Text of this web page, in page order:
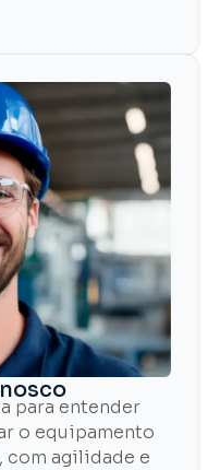
para entender
o equipamento
com agilidade e